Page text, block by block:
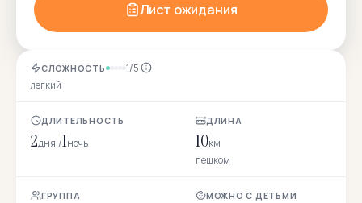
СЛОЖНОСТЬ 1/5
легкий
ДЛИТЕЛЬНОСТЬ
2дня /1ночь
ДЛИНА
10км
пешком
ГРУППА МОЖНО С ДЕТЬМИ
Лист ожидания